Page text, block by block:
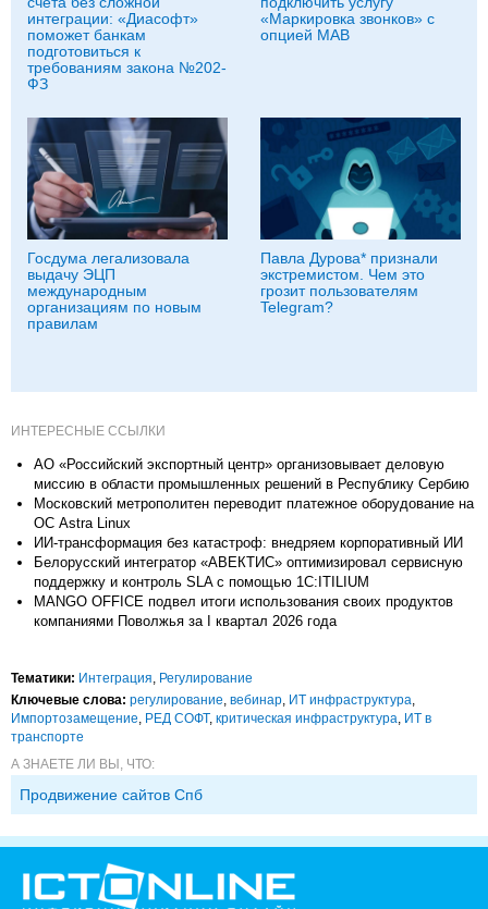
интеграции: «Диасофт»
поможет банкам
подготовиться к
требованиям закона №202-
ФЗ
«Маркировка звонков» с
опцией МАВ
Госдума легализовала
выдачу ЭЦП
международным
организациям по новым
правилам
Павла Дурова* признали
экстремистом. Чем это
грозит пользователям
Telegram?
ИНТЕРЕСНЫЕ ССЫЛКИ
АО «Российский экспортный центр» организовывает деловую
миссию в области промышленных решений в Республику Сербию
Московский метрополитен переводит платежное оборудование на
ОС Astra Linux
ИИ-трансформация без катастроф: внедряем корпоративный ИИ
Белорусский интегратор «АВЕКТИС» оптимизировал сервисную
поддержку и контроль SLA с помощью 1С:ITILIUM
MANGO OFFICE подвел итоги использования своих продуктов
компаниями Поволжья за I квартал 2026 года
Тематики: Интеграция, Регулирование
Ключевые слова: регулирование, вебинар, ИТ инфраструктура,
Импорто­замещение, РЕД СОФТ, критическая инфраструктура, ИТ в
транспорте
А ЗНАЕТЕ ЛИ ВЫ, ЧТО:
Продвижение сайтов Спб